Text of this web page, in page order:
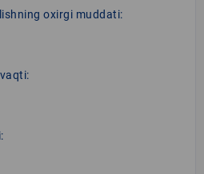
oxirgi muddati: